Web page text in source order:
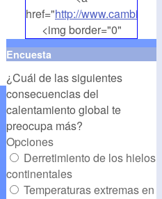
href="http://
<img border="0"
align="middle"
src="http://
alt="CambioClimatico.org"
/></a>
Encuesta
¿Cuál de las siguientes
consecuencias del
calentamiento global te
preocupa más?
Opciones
Derretimiento de los hielos
continentales
Temperaturas extremas en